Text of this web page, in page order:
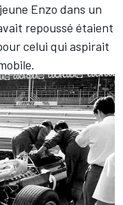
Enzo dans un
repoussé étaient
celui qui aspirait